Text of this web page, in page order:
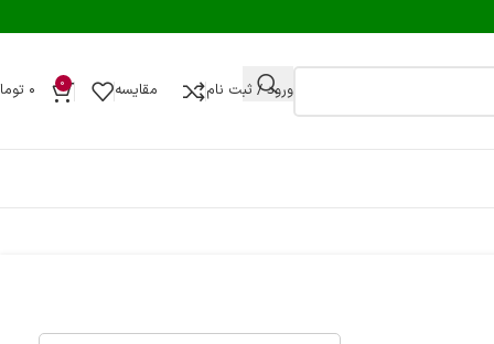
ورود / ثبت نام مقایسه 0 ۰